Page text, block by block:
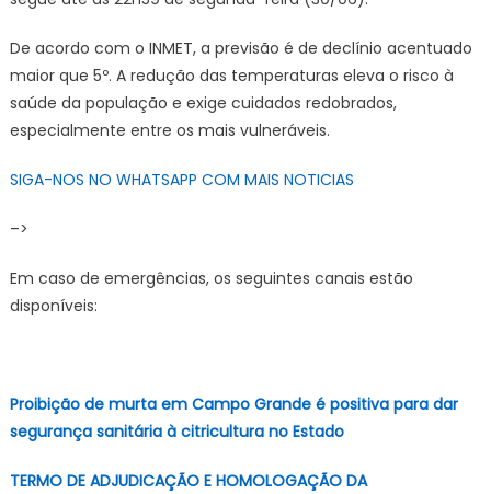
na
Capital
–
CGNotícias
De acordo com o INMET, a previsão é de declínio acentuado
maior que 5º. A redução das temperaturas eleva o risco à
saúde da população e exige cuidados redobrados,
especialmente entre os mais vulneráveis.
SIGA-NOS NO WHATSAPP COM MAIS NOTICIAS
–>
Em caso de emergências, os seguintes canais estão
disponíveis:
Proibição de murta em Campo Grande é positiva para dar
segurança sanitária à citricultura no Estado
TERMO DE ADJUDICAÇÃO E HOMOLOGAÇÃO DA